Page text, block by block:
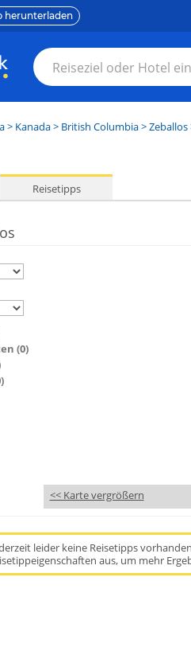
herunterladen
> Kanada> British Columbia>Zeballos
Reisetipps
(0)
<< Karte vergrößern
leider keine Reisetipps
aus, um mehr